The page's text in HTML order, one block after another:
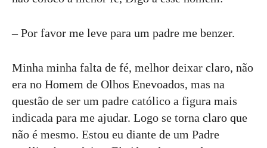
– Por favor me leve para um padre me benzer.
Minha minha falta de fé, melhor deixar claro, não
era no Homem de Olhos Enevoados, mas na
questão de ser um padre católico a figura mais
indicada para me ajudar. Logo se torna claro que
não é mesmo. Estou eu diante de um Padre